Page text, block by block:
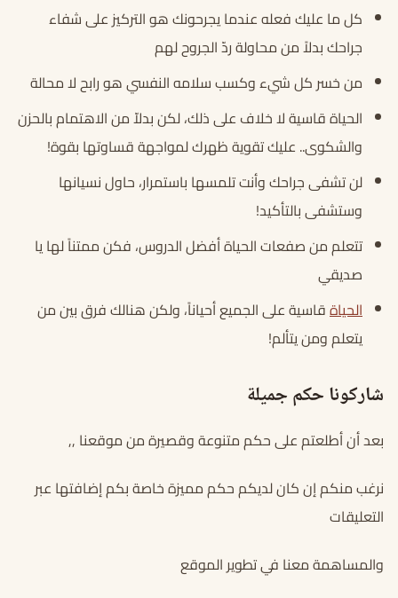
كل ما عليك فعله عندما يجرحونك هو التركيز على شفاء
جراحك بدلاً من محاولة ردّ الجروح لهم
من خسر كل شيء وكسب سلامه النفسي هو رابح لا محالة
الحياة قاسية لا خلاف على ذلك، لكن بدلاّ من الاهتمام بالحزن
والشكوى.. عليك تقوية ظهرك لمواجهة قساوتها بقوة!
لن تشفى جراحك وأنت تلمسها باستمرار، حاول نسيانها
وستشفى بالتأكيد!
تتعلم من صفعات الحياة أفضل الدروس، فكن ممتناً لها يا
صديقي
الحياةقاسية على الجميع أحياناً، ولكن هنالك فرق بين من
يتعلم ومن يتألم!
شاركونا حكم جميلة
بعد أن أطلعتم على حكم متنوعة وقصيرة من موقعنا ,,
نرغب منكم إن كان لديكم حكم مميزة خاصة بكم إضافتها عبر
التعليقات
والمساهمة معنا في تطوير الموقع